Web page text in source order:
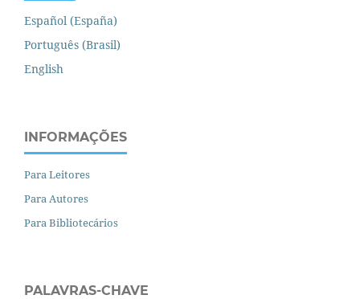
Español (España)
Português (Brasil)
English
INFORMAÇÕES
Para Leitores
Para Autores
Para Bibliotecários
PALAVRAS-CHAVE